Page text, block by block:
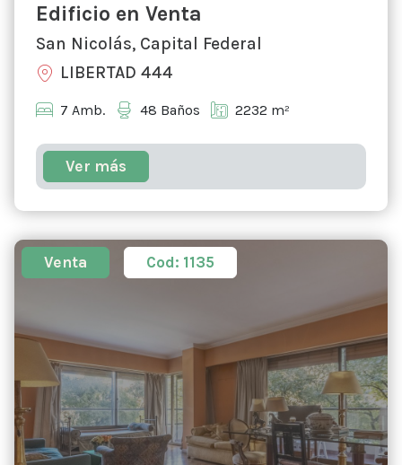
Edificio en Venta
San Nicolás, Capital Federal
LIBERTAD 444
7 Amb. 48 Baños 2232 m²
Ver más
Venta Cod: 1135